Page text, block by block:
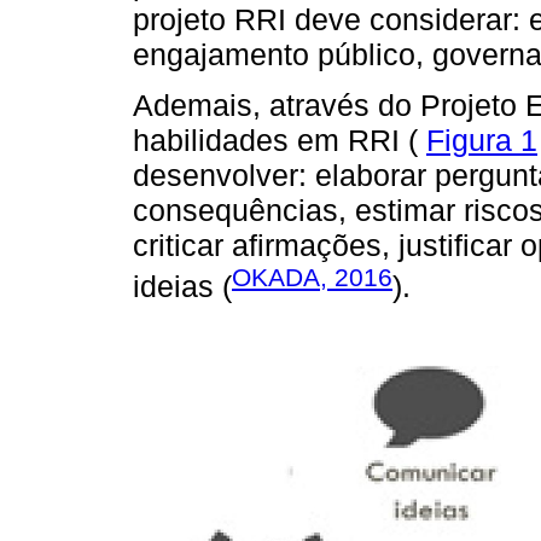
projeto RRI deve considerar:
engajamento público,
Ademais, através do Projeto
habilidades em RRI ( Figura 1
desenvolver: elaborar
consequências, estimar
criticar afirmações, justificar
ideias (OKADA, 2016).